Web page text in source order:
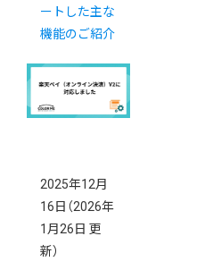
ートした主な
機能のご紹介
2025年12月
16日 （2026年
1月26日 更
新）